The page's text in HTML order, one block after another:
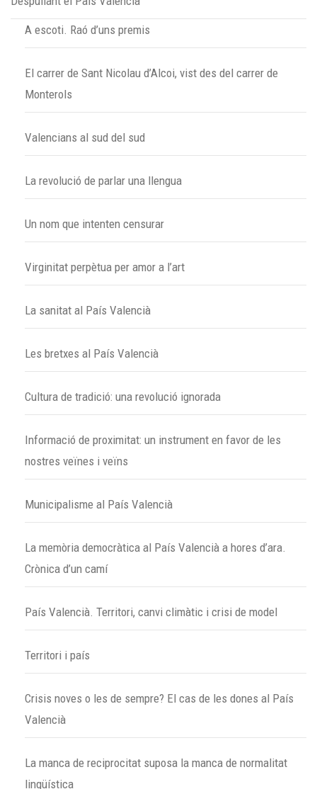
A escoti. Raó d’uns premis
El carrer de Sant Nicolau d’Alcoi, vist des del carrer de
Monterols
Valencians al sud del sud
La revolució de parlar una llengua
Un nom que intenten censurar
Virginitat perpètua per amor a l’art
La sanitat al País Valencià
Les bretxes al País Valencià
Cultura de tradició: una revolució ignorada
Informació de proximitat: un instrument en favor de les
nostres veïnes i veïns
Municipalisme al País Valencià
La memòria democràtica al País Valencià a hores d’ara.
Crònica d’un camí
País Valencià. Territori, canvi climàtic i crisi de model
Territori i país
Crisis noves o les de sempre? El cas de les dones al País
Valencià
La manca de reciprocitat suposa la manca de normalitat
lingüística